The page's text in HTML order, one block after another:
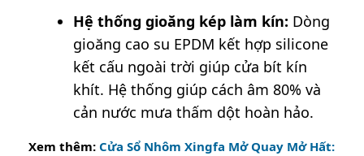
Hệ thống gioăng kép làm kín: Dòng
gioăng cao su EPDM kết hợp silicone
kết cấu ngoài trời giúp cửa bít kín
khít. Hệ thống giúp cách âm 80% và
cản nước mưa thấm dột hoàn hảo.
Xem thêm: Cửa Sổ Nhôm Xingfa Mở Quay Mở Hất: